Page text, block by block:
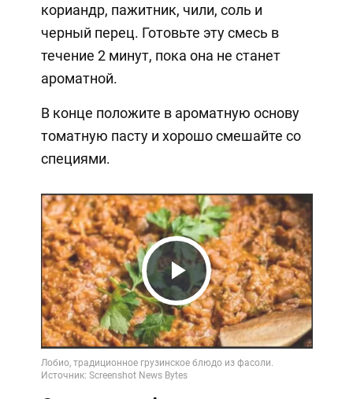
кориандр, пажитник, чили, соль и
черный перец. Готовьте эту смесь в
течение 2 минут, пока она не станет
ароматной.
В конце положите в ароматную основу
томатную пасту и хорошо смешайте со
специями.
Play
Video